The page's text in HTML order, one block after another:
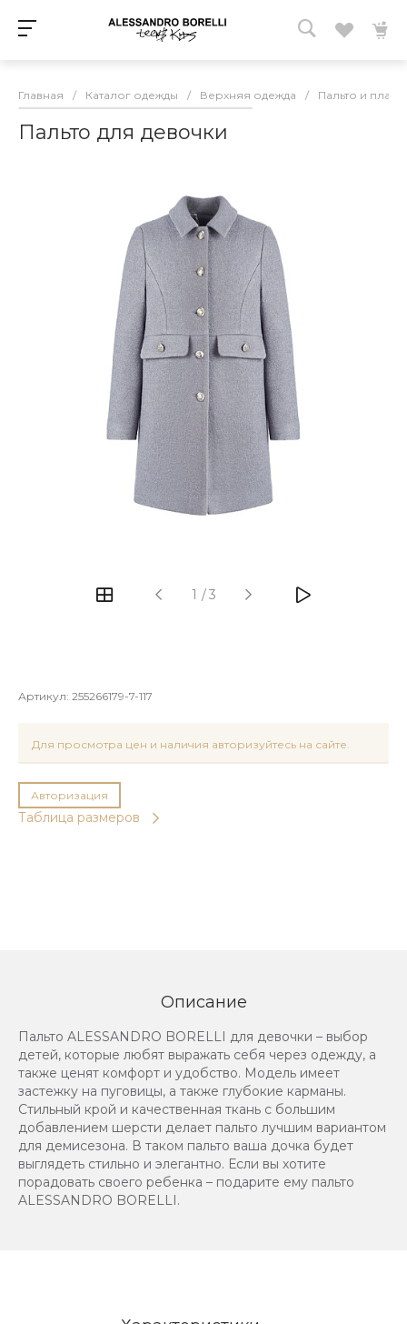
Главная / Каталог одежды / Верхняя одежда / Пальто и плащи
Пальто для девочки
1 /3
Артикул: 255266179-7-117
Для просмотра цен и наличия авторизуйтесь на сайте.
Авторизация
Таблица размеров
Описание
Пальто ALESSANDRO BORELLI для девочки – выбор
детей, которые любят выражать себя через одежду, а
также ценят комфорт и удобство. Модель имеет
застежку на пуговицы, а также глубокие карманы.
Стильный крой и качественная ткань с большим
добавлением шерсти делает пальто лучшим вариантом
для демисезона. В таком пальто ваша дочка будет
выглядеть стильно и элегантно. Если вы хотите
порадовать своего ребенка – подарите ему пальто
ALESSANDRO BORELLI.